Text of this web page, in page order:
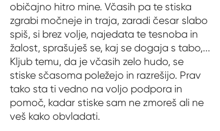
običajno hitro mine. Včasih pa te stiska
zgrabi močneje in traja, zaradi česar slabo
spiš, si brez volje, najedata te tesnoba in
žalost, sprašuješ se, kaj se dogaja s tabo,...
Kljub temu, da je včasih zelo hudo, se
stiske sčasoma poležejo in razrešijo. Prav
tako sta ti vedno na voljo podpora in
pomoč, kadar stiske sam ne zmoreš ali ne
veš kako obvladati.